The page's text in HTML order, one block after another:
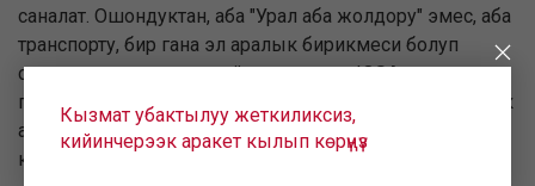
саналат. Ошондуктан, аба "Урал аба жолдору" эмес, аба
транспорту, бир гана эл аралык бирикмеси болуп
саналат, ал эми ошондой эле үзгүлтүксүз IOSA аудит
программасы өттү - аба транспорту жаатындагы дүйнөлүк
авиация өнөр жайы өнүккөн стандарттуу жана алардын
коопсуздугун камсыз кылуу.
Кызмат убактылуу жеткиликсиз,
кийинчерээк аракет кылып көрүңүз